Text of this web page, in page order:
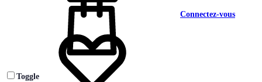
Connectez-vous
Toggle